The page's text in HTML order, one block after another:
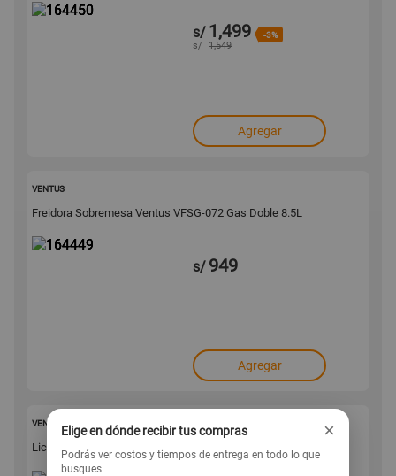
s/ 1,499 -3%
s/ 1,549
Agregar
VENTUS
Freidora Sobremesa Ventus VFSG-072 Gas Doble 8.5L
s/ 949
Agregar
VENTUS
Licuadora Ventus Industrial Encapsulada 2.5L
Elige en dónde recibir tus compras ×
Podrás ver costos y tiempos de entrega en todo lo que
busques